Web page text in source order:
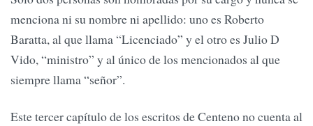
menciona ni su nombre ni apellido: uno es Roberto
Baratta, al que llama “Licenciado” y el otro es Julio D
Vido, “ministro” y al único de los mencionados al que
siempre llama “señor”.
Este tercer capítulo de los escritos de Centeno no cuenta al